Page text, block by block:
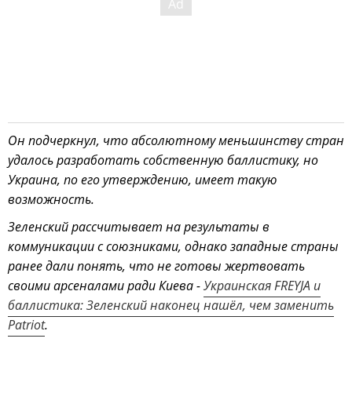
Он подчеркнул, что абсолютному меньшинству стран
удалось разработать собственную баллистику, но
Украина, по его утверждению, имеет такую
возможность.
Зеленский рассчитывает на результаты в
коммуникации с союзниками, однако западные страны
ранее дали понять, что не готовы жертвовать
своими арсеналами ради Киева -Украинская FREYJA и
баллистика: Зеленский наконец нашёл, чем заменить
Patriot.